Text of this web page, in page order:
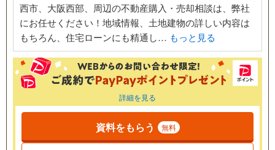
西市、大阪西部、周辺の不動産購入・売却相談は、弊社
にお任せください！地域情報、土地建物の詳しい内容は
もちろん、住宅ローンにも精通し… もっと見る
詳細を見る
資料をもらう 無料